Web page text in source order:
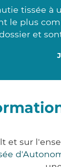
tissée à
le plus
et
et sur